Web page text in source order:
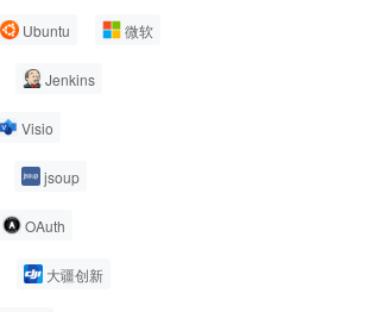
Ubuntu 微软
Jenkins
Visio
jsoup
OAuth
大疆创新